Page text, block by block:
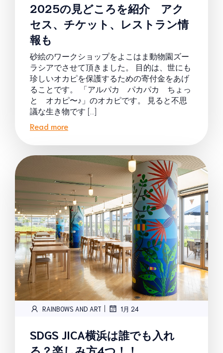
2025の見どころを紹介 アク
セス、チケット、レストラン情
報も
砂絵のワークショップをよこはま動物園ズー
ラシアでさせて頂きました。 目的は、世にも
珍しいオカピを保護するための寄付金をあげ
ることです。 「アルパカ パカパカ ちょっ
と オカピ〜♪」のオカピです。 見ると不思
議な生き物です […]
Read more
RAINBOWS AND ART | 1月 24
SDGS JICA横浜は誰でも入れ
る？楽しみ方4つ！！